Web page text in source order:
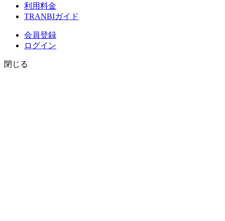
利用料金
TRANBIガイド
会員登録
ログイン
閉じる